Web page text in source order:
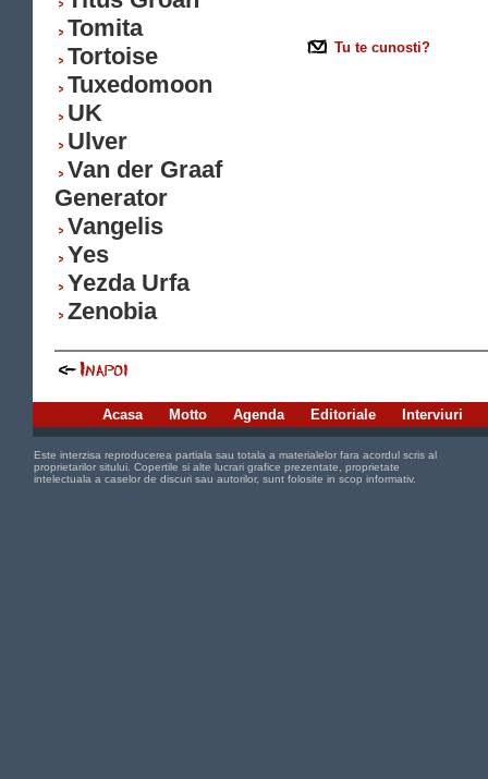
Tomita
Tortoise
Tuxedomoon
UK
Ulver
Van der Graaf
Generator
Vangelis
Yes
Yezda Urfa
Zenobia
Tu te cunosti?
Acasa Motto Agenda Editoriale Interviuri
Este interzisa reproducerea partiala sau totala a materialelor fara acordul scris al
proprietarilor sitului. Copertile si alte lucrari grafice prezentate, proprietate
intelectuala a caselor de discuri sau autorilor, sunt folosite in scop informativ.